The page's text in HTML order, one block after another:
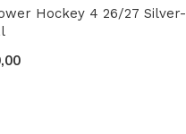
Hockey 4 26/27 Silver-